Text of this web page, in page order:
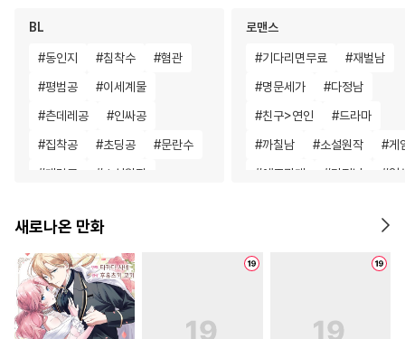
BL
#동인지 #침착수 #혐관
#평범공 #이세계물
#츤데레공 #인싸공
#집착공 #초딩공 #문란수
#계략공 # 소설원작
#또라이공
#집착수 #광공
#벤츠공 # 후회수
#조폭공 #옴니버스
로맨스
#기다리면무료 #재벌남
#명문세가 #다정남
#친구>연인 #드라마
#까칠남 #소설원작 #게
#애증관계 #다정남 #일
로맨
#
#첫사랑
새로나온 만화